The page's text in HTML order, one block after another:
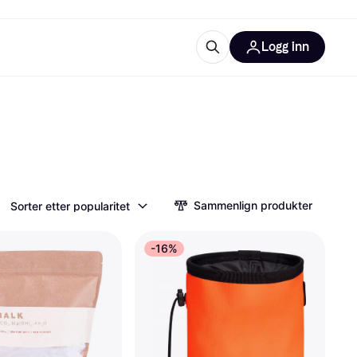
Logg inn
Sorter etter popularitet Sammenlign produkter
-16%